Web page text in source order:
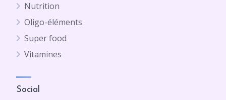
Nutrition
Oligo-éléments
Super food
Vitamines
Social